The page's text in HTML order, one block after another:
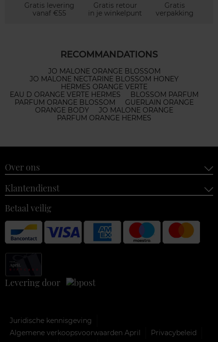
Gratis levering
vanaf €55
Gratis retour
in je winkelpunt
Gratis
verpakking
RECOMMANDATIONS
JO MALONE ORANGE BLOSSOM
JO MALONE NECTARINE BLOSSOM HONEY
HERMES ORANGE VERTE
EAU D ORANGE VERTE HERMES
BLOSSOM PARFUM
PARFUM ORANGE BLOSSOM
GUERLAIN ORANGE
ORANGE BODY
JO MALONE ORANGE
PARFUM ORANGE HERMES
Over ons
Klantendienst
Betaal veilig
Levering door
Juridische kennisgeving
Algemene verkoopsvoorwaarden April
Privacybeleid